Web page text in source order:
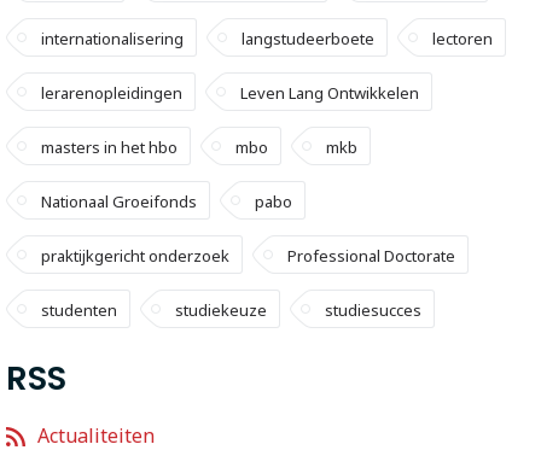
internationalisering langstudeerboete lectoren
lerarenopleidingen Leven Lang Ontwikkelen
masters in het hbo mbo mkb
Nationaal Groeifonds pabo
praktijkgericht onderzoek Professional Doctorate
studenten studiekeuze studiesucces
RSS
Actualiteiten